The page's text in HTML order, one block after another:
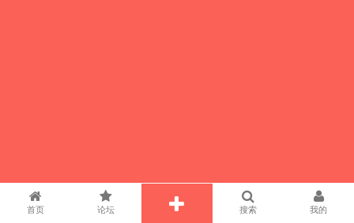
首页 论坛 搜索 我的